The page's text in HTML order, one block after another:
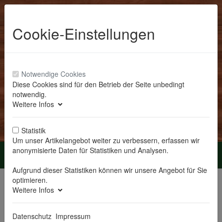
Menü
Sie sind hier:
Auslaufartikel 2015
Auslaufartikel 2015
Cookie-Einstellungen
Notwendige Cookies
Diese Cookies sind für den Betrieb der Seite unbedingt
notwendig.
Weitere Infos
Statistik
Um unser Artikelangebot weiter zu verbessern, erfassen wir
anonymisierte Daten für Statistiken und Analysen.
Aufgrund dieser Statistiken können wir unsere Angebot für Sie
optimieren.
Weitere Infos
Datenschutz Impressum